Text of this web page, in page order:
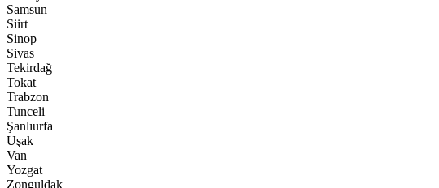
Samsun
Siirt
Sinop
Sivas
Tekirdağ
Tokat
Trabzon
Tunceli
Şanlıurfa
Uşak
Van
Yozgat
Zonguldak